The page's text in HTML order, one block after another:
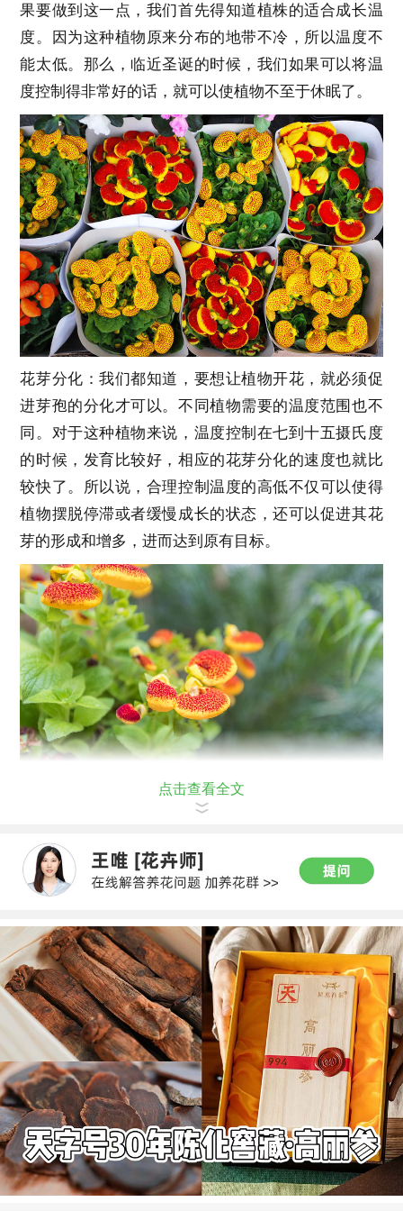
果要做到这一点，我们首先得知道植株的适合成长温
度。因为这种植物原来分布的地带不冷，所以温度不
能太低。那么，临近圣诞的时候，我们如果可以将温
度控制得非常好的话，就可以使植物不至于休眠了。
花芽分化：我们都知道，要想让植物开花，就必须促
进芽孢的分化才可以。不同植物需要的温度范围也不
同。对于这种植物来说，温度控制在七到十五摄氏度
的时候，发育比较好，相应的花芽分化的速度也就比
较快了。所以说，合理控制温度的高低不仅可以使得
植物摆脱停滞或者缓慢成长的状态，还可以促进其花
芽的形成和增多，进而达到原有目标。
点击查看全文